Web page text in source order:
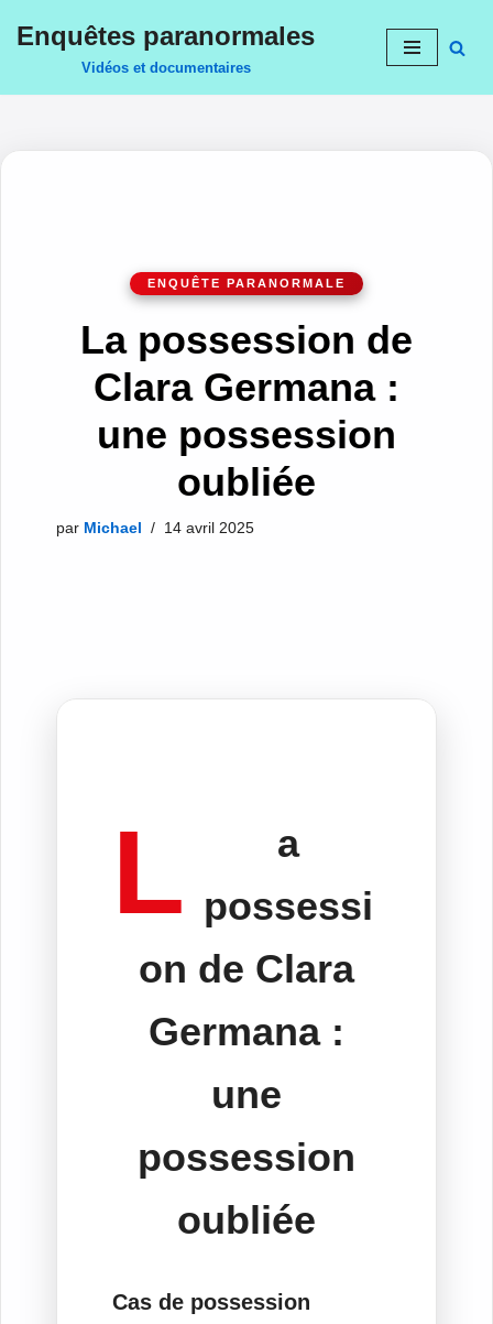
Enquêtes paranormales
Vidéos et documentaires
La possession de
Clara Germana :
une possession
oubliée
par Michael 14 avril 2025
L
a
possessi
on de Clara
Germana :
une
possession
oubliée
Cas de possession